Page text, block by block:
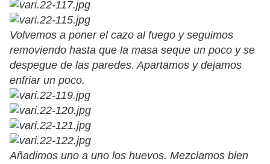
Volvemos a poner el cazo al fuego y seguimos
removiendo hasta que la masa seque un poco y se
despegue de las paredes. Apartamos y dejamos
enfriar un poco.
Añadimos uno a uno los huevos. Mezclamos bien